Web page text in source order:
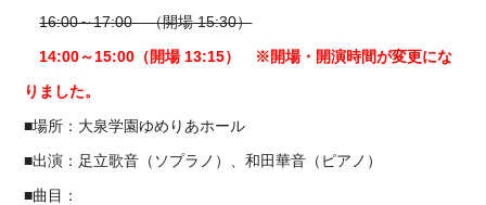
16:00～17:00 （開場 15:30）
14:00～15:00（開場 13:15） ※開場・開演時間が変更にな
りました。
■場所：大泉学園ゆめりあホール
■出演：足立歌音（ソプラノ）、和田華音（ピアノ）
■曲目：